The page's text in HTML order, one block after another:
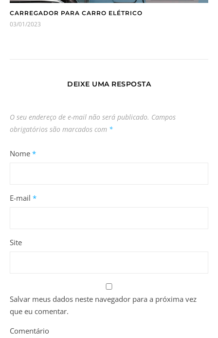
CARREGADOR PARA CARRO ELÉTRICO
03/01/2023
DEIXE UMA RESPOSTA
O seu endereço de e-mail não será publicado. Campos
obrigatórios são marcados com *
Nome *
E-mail *
Site
Salvar meus dados neste navegador para a próxima vez
que eu comentar.
Comentário